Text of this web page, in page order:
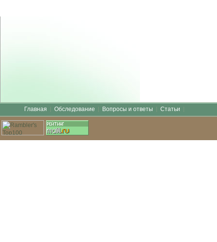
Главная Обследование Вопросы и ответы Статьи